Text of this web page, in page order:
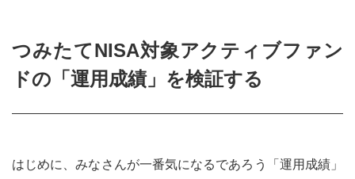
つみたてNISA対象アクティブファン
ドの「運用成績」を検証する
はじめに、みなさんが一番気になるであろう「運用成績」